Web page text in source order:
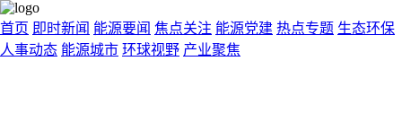
首页 即时新闻 能源要闻 焦点关注 能源党建 热点专题 生态环保
人事动态 能源城市 环球视野 产业聚焦